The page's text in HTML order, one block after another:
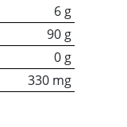
6 g
90 g
0 g
330 mg